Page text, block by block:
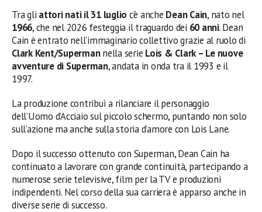
Tra gli attori nati il 31 luglio c’è anche Dean Cain, nato nel
1966, che nel 2026 festeggia il traguardo dei 60 anni. Dean
Cain è entrato nell’immaginario collettivo grazie al ruolo di
Clark Kent/Supermannella serie Lois & Clark – Le nuove
avventure di Superman, andata in onda tra il 1993 e il
1997.
La produzione contribuì a rilanciare il personaggio
dell’Uomo d’Acciaio sul piccolo schermo, puntando non solo
sull’azione ma anche sulla storia d’amore con Lois Lane.
Dopo il successo ottenuto con Superman, Dean Cain ha
continuato a lavorare con grande continuità, partecipando a
numerose serie televisive, film per la TV e produzioni
indipendenti. Nel corso della sua carriera è apparso anche in
diverse serie di successo.